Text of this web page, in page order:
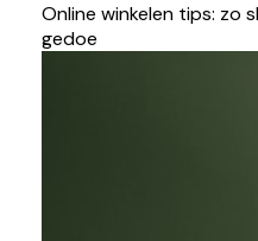
Online winkelen tips: zo
gedoe